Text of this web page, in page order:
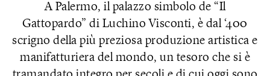
A Palermo, il palazzo simbolo de “Il
Gattopardo” di Luchino Visconti, è dal ‘400
scrigno della più preziosa produzione artistica e
manifatturiera del mondo, un tesoro che si è